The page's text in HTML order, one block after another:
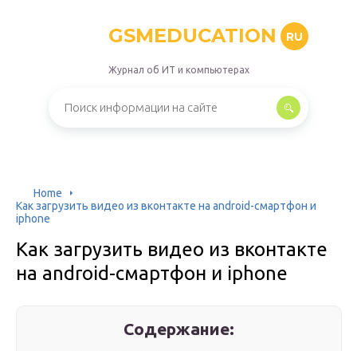
GSMEDUCATION RU
Журнал об ИТ и компьютерах
Home
Как загрузить видео из вконтакте на аndroid-смартфон и
iphone
Как загрузить видео из вконтакте
на аndroid-смартфон и iphone
Содержание: